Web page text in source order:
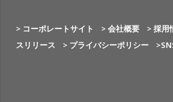
> コーポレートサイト > 会社概要 > 採用
スリリース > プライバシーポリシー